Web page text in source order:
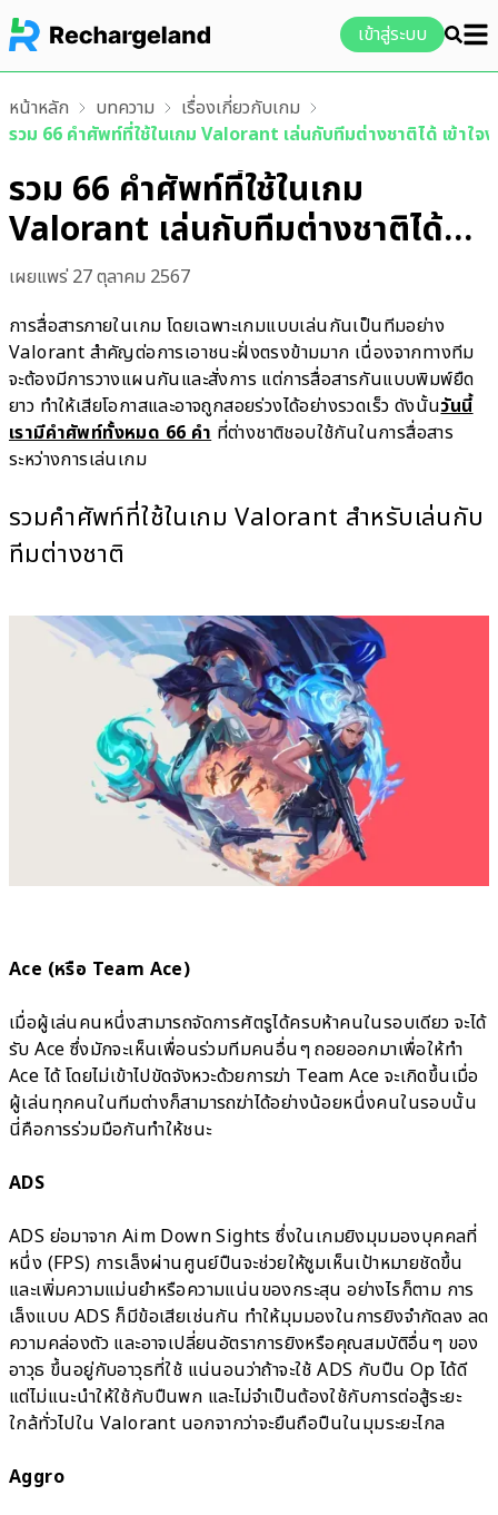
เข้าสู่ระบบ
หน้าหลัก บทความ
เรื่องเกี่ยวกับเกม
รวม 66 คำศัพท์ที่ใช้ในเกม Valorant เล่นกับทีมต่างชาติได้ เข้าใจ
รวม 66 คำศัพท์ที่ใช้ในเกม
Valorant เล่นกับทีมต่างชาติได้
เข้าใจง่าย
เผยแพร่ 27 ตุลาคม 2567
การสื่อสารภายในเกม โดยเฉพาะเกมแบบเล่นกันเป็นทีมอย่าง
Valorant สำคัญต่อการเอาชนะฝั่งตรงข้ามมาก เนื่องจากทางทีม
จะต้องมีการวางแผนกันและสั่งการ แต่การสื่อสารกันแบบพิมพ์ยืด
ยาว ทำให้เสียโอกาสและอาจถูกสอยร่วงได้อย่างรวดเร็ว ดังนั้นวันนี้
เรามีคำศัพท์ทั้งหมด 66 คำที่ต่างชาติชอบใช้กันในการสื่อสาร
ระหว่างการเล่นเกม
รวมคำศัพท์ที่ใช้ในเกม Valorant สำหรับเล่นกับ
ทีมต่างชาติ
Ace (หรือ Team Ace)
เมื่อผู้เล่นคนหนึ่งสามารถจัดการศัตรูได้ครบห้าคนในรอบเดียว จะได้
รับ Ace ซึ่งมักจะเห็นเพื่อนร่วมทีมคนอื่นๆ ถอยออกมาเพื่อให้ทำ
Ace ได้ โดยไม่เข้าไปขัดจังหวะด้วยการฆ่า Team Ace จะเกิดขึ้นเมื่อ
ผู้เล่นทุกคนในทีมต่างก็สามารถฆ่าได้อย่างน้อยหนึ่งคนในรอบนั้น
นี่คือการร่วมมือกันทำให้ชนะ
ADS
ADS ย่อมาจาก Aim Down Sights ซึ่งในเกมยิงมุมมองบุคคลที่
หนึ่ง (FPS) การเล็งผ่านศูนย์ปืนจะช่วยให้ซูมเห็นเป้าหมายชัดขึ้น
และเพิ่มความแม่นยำหรือความแน่นของกระสุน อย่างไรก็ตาม การ
เล็งแบบ ADS ก็มีข้อเสียเช่นกัน ทำให้มุมมองในการยิงจำกัดลง ลด
ความคล่องตัว และอาจเปลี่ยนอัตราการยิงหรือคุณสมบัติอื่นๆ ของ
อาวุธ ขึ้นอยู่กับอาวุธที่ใช้ แน่นอนว่าถ้าจะใช้ ADS กับปืน Op ได้ดี
แต่ไม่แนะนำให้ใช้กับปืนพก และไม่จำเป็นต้องใช้กับการต่อสู้ระยะ
ใกล้ทั่วไปใน Valorant นอกจากว่าจะยืนถือปืนในมุมระยะไกล
Aggro